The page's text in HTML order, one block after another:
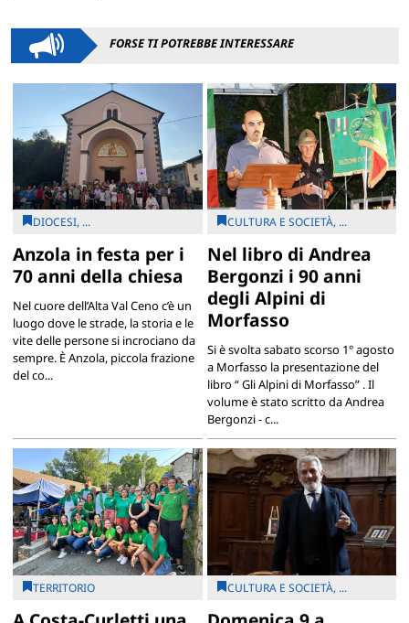
FORSE TI POTREBBE INTERESSARE
DIOCESI, ...
Anzola in festa per i
70 anni della chiesa
Nel cuore dell’Alta Val Ceno c’è un
luogo dove le strade, la storia e le
vite delle persone si incrociano da
sempre. È Anzola, piccola frazione
del co...
CULTURA E SOCIETÀ, ...
Nel libro di Andrea
Bergonzi i 90 anni
degli Alpini di
Morfasso
Si è svolta sabato scorso 1° agosto
a Morfasso la presentazione del
libro “ Gli Alpini di Morfasso” . Il
volume è stato scritto da Andrea
Bergonzi - c...
TERRITORIO CULTURA E SOCIETÀ, ...